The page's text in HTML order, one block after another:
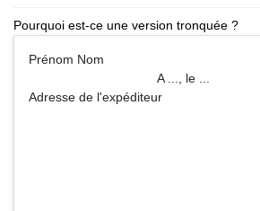
Pourquoi est-ce une version tronquée ?
Prénom
A ..., le ...
Adresse de l'expéditeur